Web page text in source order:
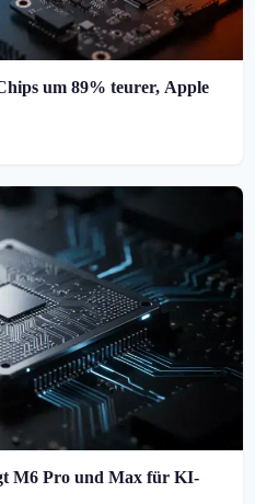
um 89% teurer, Apple
M6 Pro und Max für KI-